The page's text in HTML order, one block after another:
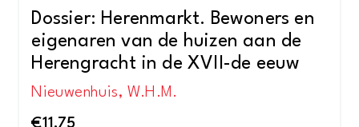
Dossier: Herenmarkt. Bewoners en
eigenaren van de huizen aan de
Herengracht in de XVII-de eeuw
Nieuwenhuis, W.H.M.